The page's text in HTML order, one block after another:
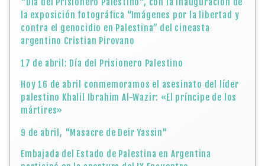
la exposición fotográfica “Imágenes por la libertad y
contra el genocidio en Palestina” del cineasta
argentino Cristian Pirovano
17 de abril: Día del Prisionero Palestino
Hoy 16 de abril conmemoramos el asesinato del líder
palestino Khalil Ibrahim Al-Wazir: «El príncipe de los
mártires»
9 de abril, "Masacre de Deir Yassin"
Embajada del Estado de Palestina en Argentina